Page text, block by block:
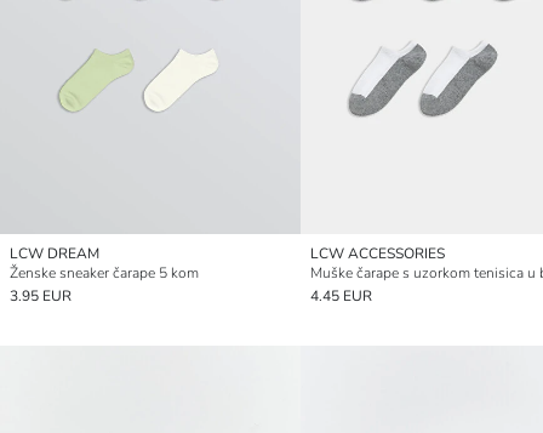
LCW DREAM
Ženske sneaker čarape 5 kom
3.95 EUR
LCW ACCESSORIES
4.45 EUR